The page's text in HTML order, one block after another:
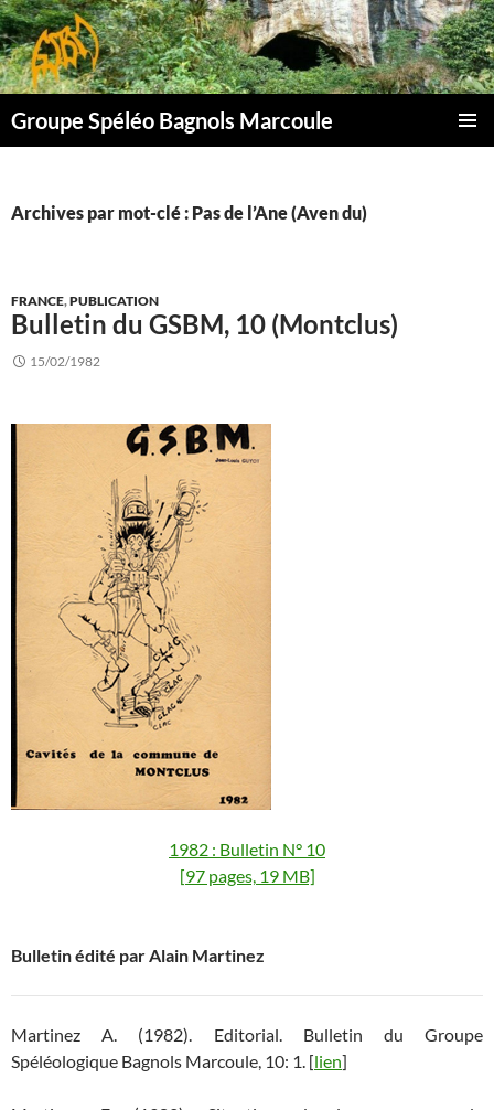
Aller
au
contenu
Groupe Spéléo Bagnols Marcoule
Archives par mot-clé : Pas de l’Ane (Aven du)
FRANCE,PUBLICATION
Bulletin du GSBM, 10 (Montclus)
15/02/1982
1982 : Bulletin N° 10
[97 pages, 19 MB]
Bulletin édité par Alain Martinez
Martinez A. (1982). Editorial. Bulletin du Groupe
Spéléologique Bagnols Marcoule, 10: 1. [lien]